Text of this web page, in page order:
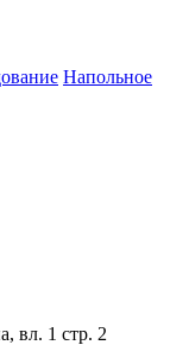
Напольное
вл. 1 стр. 2